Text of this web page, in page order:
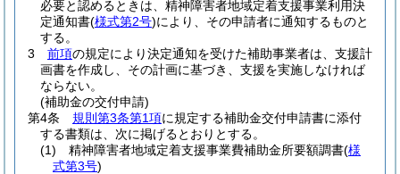
必要と認めるときは、精神障害者地域定着支援事業利用決
定通知書(様式第2号)により、その申請者に通知するものと
する。
3
前項の規定により決定通知を受けた補助事業者は、支援計
画書を作成し、その計画に基づき、支援を実施しなければ
ならない。
(補助金の交付申請)
第4条
規則第3条第1項に規定する補助金交付申請書に添付
する書類は、次に掲げるとおりとする。
(1)
精神障害者地域定着支援事業費補助金所要額調書(様
式第3号)